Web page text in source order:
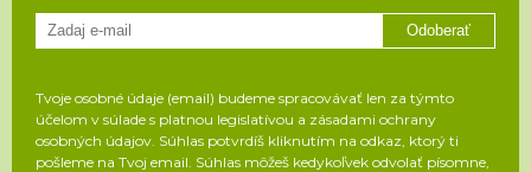
Odoberať
Tvoje osobné údaje (email) budeme spracovávať len za týmto
účelom v súlade s platnou legislatívou a zásadami ochrany
osobných údajov. Súhlas potvrdíš kliknutím na odkaz, ktorý ti
pošleme na Tvoj email. Súhlas môžeš kedykoľvek odvolať písomne,